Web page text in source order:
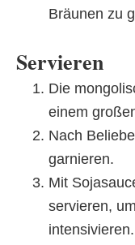
Bräunen zu
Servieren
Die
einem
Nach
garnieren.
Mit
servieren,
intensivieren.